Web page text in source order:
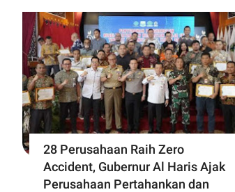
28 Perusahaan Raih Zero
Accident, Gubernur Al Haris Ajak
Perusahaan Pertahankan dan